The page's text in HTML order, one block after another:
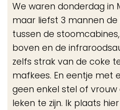
We waren donderdag in
maar liefst 3 mannen
tussen de
boven en de
zelfs strak van de coke
mafkees. En eentje met
geen enkel stel of vrouw
leken te zijn. Ik plaats